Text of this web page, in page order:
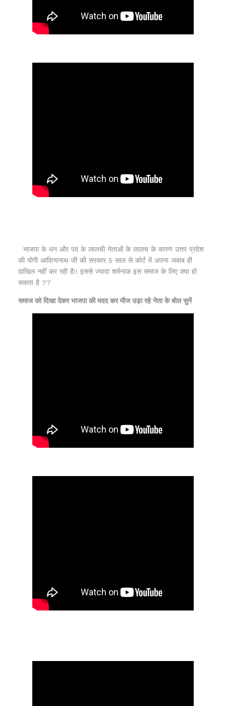
भाजपा के धन और पद के लालची नेताओं के लालच के कारण उत्तर प्रदेश
की योगी आदित्यनाथ जी की सरकार 5 साल से कोर्ट में अपना जबाब ही
दाखिल नहीं कर रही है!! इससे ज्यादा शर्मनाक इस समाज के लिए क्या हो
सकता है ??
समाज को दिखा देकर भाजपा की मदद कर मौज उड़ा रहे नेता के बोल सुनें